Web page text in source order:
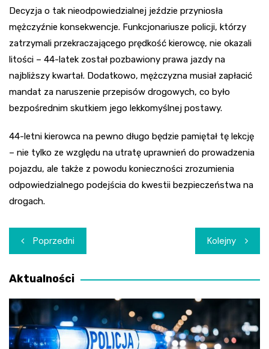
Decyzja o tak nieodpowiedzialnej jeździe przyniosła
mężczyźnie konsekwencje. Funkcjonariusze policji, którzy
zatrzymali przekraczającego prędkość kierowcę, nie okazali
litości – 44-latek został pozbawiony prawa jazdy na
najbliższy kwartał. Dodatkowo, mężczyzna musiał zapłacić
mandat za naruszenie przepisów drogowych, co było
bezpośrednim skutkiem jego lekkomyślnej postawy.
44-letni kierowca na pewno długo będzie pamiętał tę lekcję
– nie tylko ze względu na utratę uprawnień do prowadzenia
pojazdu, ale także z powodu konieczności zrozumienia
odpowiedzialnego podejścia do kwestii bezpieczeństwa na
drogach.
Nawigacja
wpisu
Poprzedni Kolejny
Aktualności